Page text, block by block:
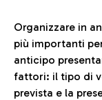
Organizzare in
più importanti
anticipo
fattori: il tipo di
prevista e la